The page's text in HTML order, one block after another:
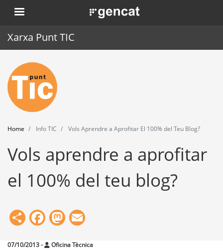
Skip
to
. Obre en una nova finestra.
Xarxa Punt TIC
Home
Punt TIC
News
Events
Training
Home Info TIC Vols Aprendre a Aprofitar El 100% del Teu Blog?
Vols aprendre a aprofitar
el 100% del teu blog?
ShareFacebook
Mastodon
07/10/2013- Oficina Tècnica